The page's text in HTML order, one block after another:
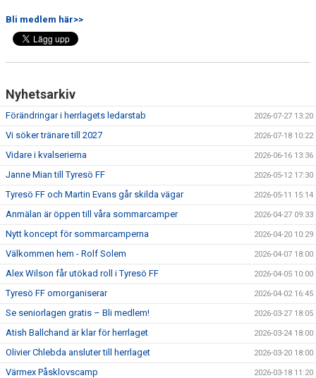
Bli medlem här>>
Nyhetsarkiv
Förändringar i herrlagets ledarstab 2026-07-27 13:20
Vi söker tränare till 2027 2026-07-18 10:22
Vidare i kvalserierna 2026-06-16 13:36
Janne Mian till Tyresö FF 2026-05-12 17:30
Tyresö FF och Martin Evans går skilda vägar 2026-05-11 15:14
Anmälan är öppen till våra sommarcamper 2026-04-27 09:33
Nytt koncept för sommarcamperna 2026-04-20 10:29
Välkommen hem - Rolf Solem 2026-04-07 18:00
Alex Wilson får utökad roll i Tyresö FF 2026-04-05 10:00
Tyresö FF omorganiserar 2026-04-02 16:45
Se seniorlagen gratis – Bli medlem! 2026-03-27 18:05
Atish Ballchand är klar för herrlaget 2026-03-24 18:00
Olivier Chlebda ansluter till herrlaget 2026-03-20 18:00
Värmex Påsklovscamp 2026-03-18 11:20